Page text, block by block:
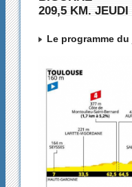
209,5 KM.
Le programme